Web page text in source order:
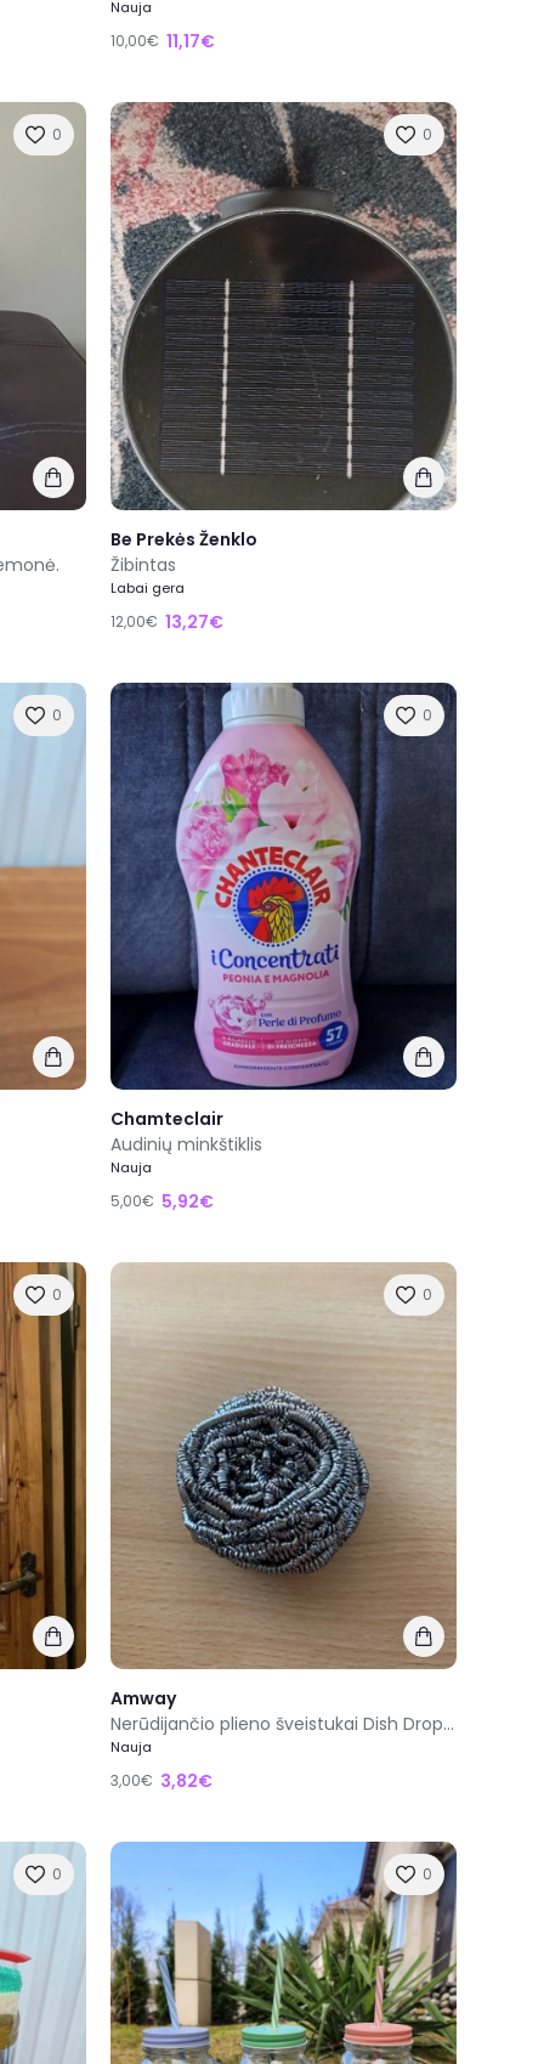
Nauja
10,00€ 11,17€
0 0
Be Prekės Ženklo
Žibintas
Labai gera
12,00€ 13,27€
0 0
Chamteclair
Audinių minkštiklis
Nauja
5,00€ 5,92€
0 0
Amway
Nerūdijančio plieno šveistukai Dish Drops™ Scrub Buds™
Nauja
3,00€ 3,82€
0 0